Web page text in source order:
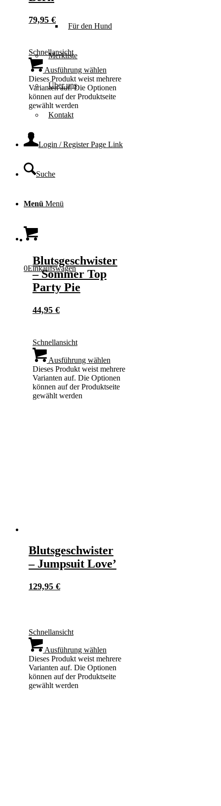
Für den Hund
Merkliste
Über uns
Kontakt
Login / Register Page Link
Suche
Menü Menü
0Einkaufswagen
79,95 €
Schnellansicht
Ausführung wählen
Dieses Produkt weist mehrere
Varianten auf. Die Optionen
können auf der Produktseite
gewählt werden
Blutsgeschwister
– Sommer Top
Party Pie
44,95 €
Schnellansicht
Ausführung wählen
Dieses Produkt weist mehrere
Varianten auf. Die Optionen
können auf der Produktseite
gewählt werden
Blutsgeschwister
– Jumpsuit Love’
129,95 €
Schnellansicht
Ausführung wählen
Dieses Produkt weist mehrere
Varianten auf. Die Optionen
können auf der Produktseite
gewählt werden